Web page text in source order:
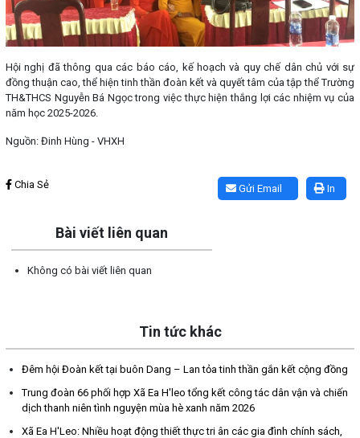
Hội nghị đã thông qua các báo cáo, kế hoạch và quy chế dân chủ với sự
đồng thuận cao, thể hiện tinh thần đoàn kết và quyết tâm của tập thể Trường
TH&THCS Nguyễn Bá Ngọc trong việc thực hiện thắng lợi các nhiệm vụ của
năm học 2025-2026.
Nguồn: Đinh Hùng - VHXH
In
Gửi Email
Chia Sẻ
Bài viết liên quan
Không có bài viết liên quan
Tin tức khác
Đêm hội Đoàn kết tại buôn Dang – Lan tỏa tinh thần gắn kết cộng đồng
Trung đoàn 66 phối hợp Xã Ea H'leo tổng kết công tác dân vận và chiến
dịch thanh niên tình nguyện mùa hè xanh năm 2026
Xã Ea H'Leo: Nhiều hoạt động thiết thực tri ân các gia đình chính sách,